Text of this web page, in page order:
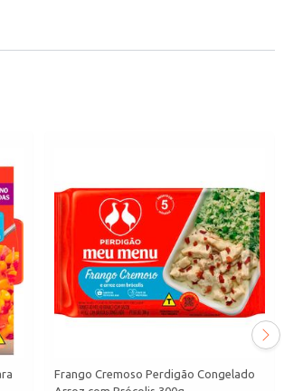
Frango Cremoso Perdigão Congelado